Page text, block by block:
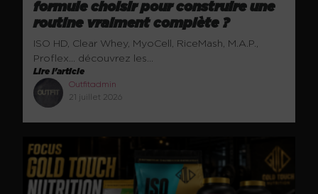
formule choisir pour construire une
routine vraiment complète ?
ISO HD, Clear Whey, MyoCell, RiceMash, M.A.P.,
Proflex… découvrez les...
Lire l'article
Outfitadmin
21 juillet 2026